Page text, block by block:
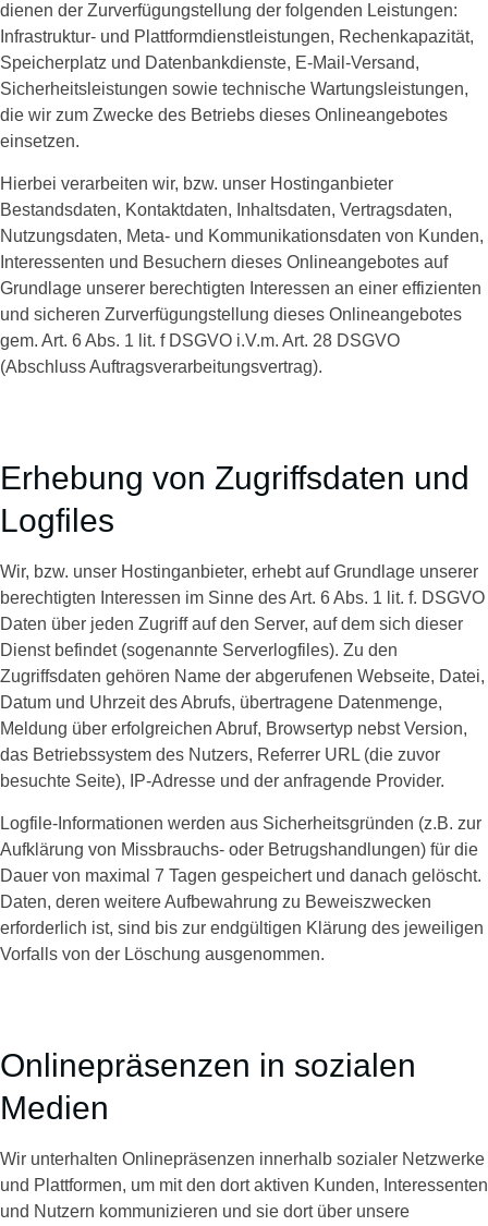
dienen der Zurverfügungstellung der folgenden Leistungen:
Infrastruktur- und Plattformdienstleistungen, Rechenkapazität,
Speicherplatz und Datenbankdienste, E-Mail-Versand,
Sicherheitsleistungen sowie technische Wartungsleistungen,
die wir zum Zwecke des Betriebs dieses Onlineangebotes
einsetzen.
Hierbei verarbeiten wir, bzw. unser Hostinganbieter
Bestandsdaten, Kontaktdaten, Inhaltsdaten, Vertragsdaten,
Nutzungsdaten, Meta- und Kommunikationsdaten von Kunden,
Interessenten und Besuchern dieses Onlineangebotes auf
Grundlage unserer berechtigten Interessen an einer effizienten
und sicheren Zurverfügungstellung dieses Onlineangebotes
gem. Art. 6 Abs. 1 lit. f DSGVO i.V.m. Art. 28 DSGVO
(Abschluss Auftragsverarbeitungsvertrag).
Erhebung von Zugriffsdaten und
Logfiles
Wir, bzw. unser Hostinganbieter, erhebt auf Grundlage unserer
berechtigten Interessen im Sinne des Art. 6 Abs. 1 lit. f. DSGVO
Daten über jeden Zugriff auf den Server, auf dem sich dieser
Dienst befindet (sogenannte Serverlogfiles). Zu den
Zugriffsdaten gehören Name der abgerufenen Webseite, Datei,
Datum und Uhrzeit des Abrufs, übertragene Datenmenge,
Meldung über erfolgreichen Abruf, Browsertyp nebst Version,
das Betriebssystem des Nutzers, Referrer URL (die zuvor
besuchte Seite), IP-Adresse und der anfragende Provider.
Logfile-Informationen werden aus Sicherheitsgründen (z.B. zur
Aufklärung von Missbrauchs- oder Betrugshandlungen) für die
Dauer von maximal 7 Tagen gespeichert und danach gelöscht.
Daten, deren weitere Aufbewahrung zu Beweiszwecken
erforderlich ist, sind bis zur endgültigen Klärung des jeweiligen
Vorfalls von der Löschung ausgenommen.
Onlinepräsenzen in sozialen
Medien
Wir unterhalten Onlinepräsenzen innerhalb sozialer Netzwerke
und Plattformen, um mit den dort aktiven Kunden, Interessenten
und Nutzern kommunizieren und sie dort über unsere